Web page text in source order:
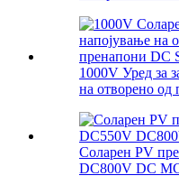
1000V Уред за
на отворено од
Соларен PV
DC800V DC